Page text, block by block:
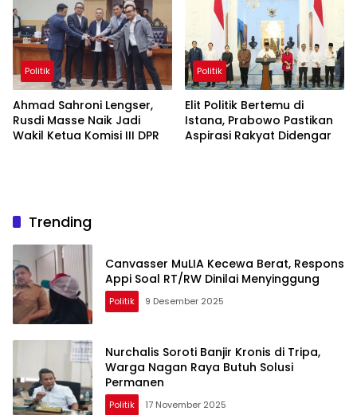
Politik
Ahmad Sahroni Lengser,
Rusdi Masse Naik Jadi
Wakil Ketua Komisi III DPR
Politik
Elit Politik Bertemu di
Istana, Prabowo Pastikan
Aspirasi Rakyat Didengar
Trending
Canvasser MuLIA Kecewa Berat, Respons
Appi Soal RT/RW Dinilai Menyinggung
Politik 9 Desember 2025
Nurchalis Soroti Banjir Kronis di Tripa,
Warga Nagan Raya Butuh Solusi
Permanen
Politik 17 November 2025